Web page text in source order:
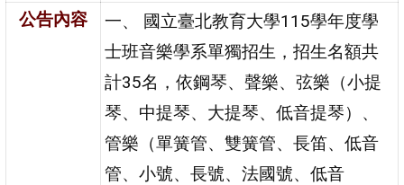
公告內容
一、 國立臺北教育大學115學年度學
士班音樂學系單獨招生，招生名額共
計35名，依鋼琴、聲樂、弦樂（小提
琴、中提琴、大提琴、低音提琴）、
管樂（單簧管、雙簧管、長笛、低音
管、小號、長號、法國號、低音